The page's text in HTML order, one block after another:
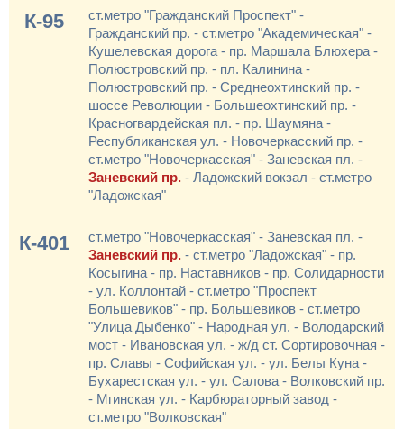
К-95
ст.метро "Гражданский Проспект" -
Гражданский пр. - ст.метро "Академическая" -
Кушелевская дорога - пр. Маршала Блюхера -
Полюстровский пр. - пл. Калинина -
Полюстровский пр. - Среднеохтинский пр. -
шоссе Революции - Большеохтинский пр. -
Красногвардейская пл. - пр. Шаумяна -
Республиканская ул. - Новочеркасский пр. -
ст.метро "Новочеркасская" - Заневская пл. -
Заневский пр. - Ладожский вокзал - ст.метро
"Ладожская"
К-401
ст.метро "Новочеркасская" - Заневская пл. -
Заневский пр. - ст.метро "Ладожская" - пр.
Косыгина - пр. Наставников - пр. Солидарности
- ул. Коллонтай - ст.метро "Проспект
Большевиков" - пр. Большевиков - ст.метро
"Улица Дыбенко" - Народная ул. - Володарский
мост - Ивановская ул. - ж/д ст. Сортировочная -
пр. Славы - Софийская ул. - ул. Белы Куна -
Бухарестская ул. - ул. Салова - Волковский пр.
- Мгинская ул. - Карбюраторный завод -
ст.метро "Волковская"